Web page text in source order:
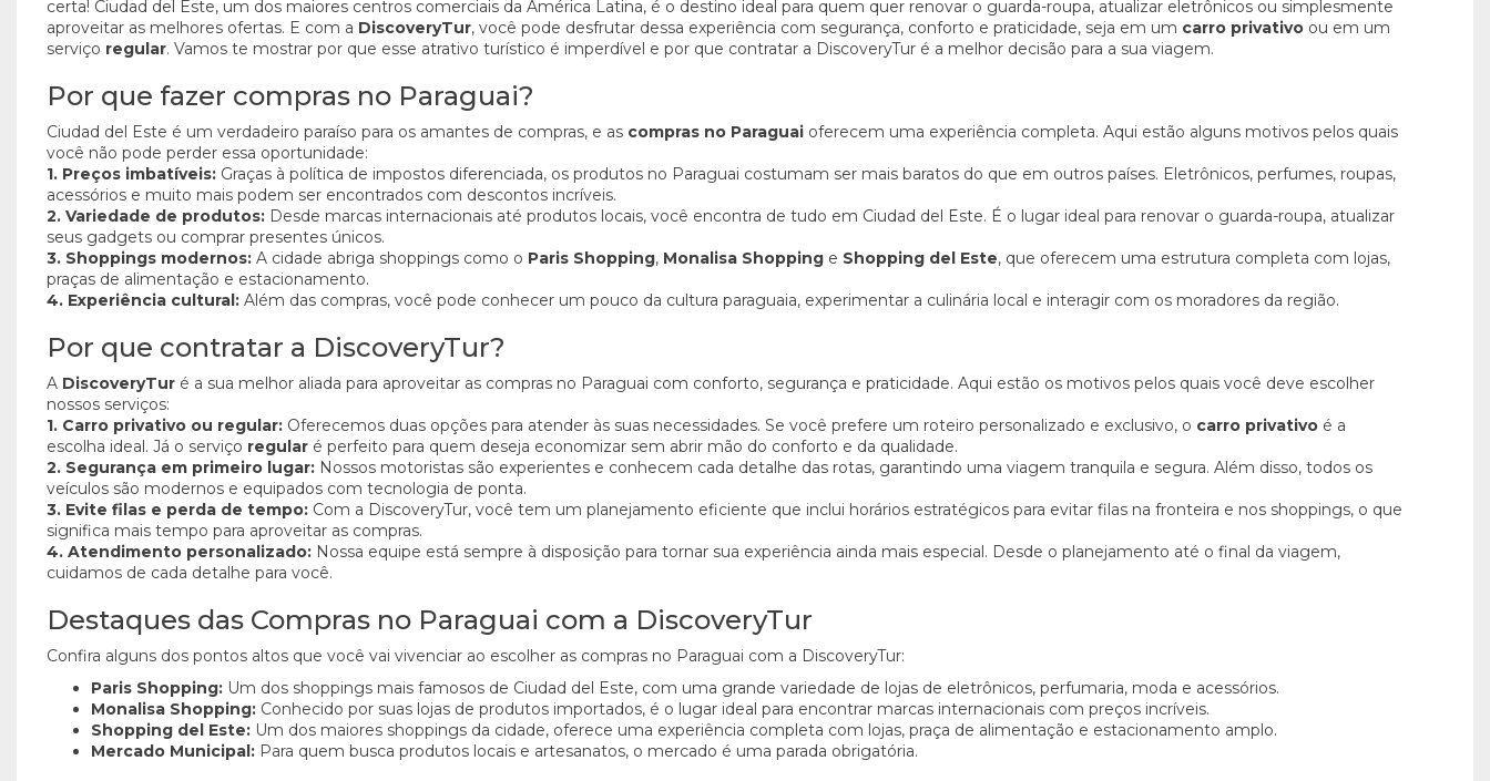
certa! Ciudad del Este, um dos maiores centros comerciais da América Latina, é o destino ideal para quem quer renovar o guarda-roupa, atualizar eletrônicos ou simplesmente
aproveitar as melhores ofertas. E com a DiscoveryTur, você pode desfrutar dessa experiência com segurança, conforto e praticidade, seja em um carro privativo ou em um
serviço regular. Vamos te mostrar por que esse atrativo turístico é imperdível e por que contratar a DiscoveryTur é a melhor decisão para a sua viagem.
Por que fazer compras no Paraguai?
Ciudad del Este é um verdadeiro paraíso para os amantes de compras, e as compras no Paraguai oferecem uma experiência completa. Aqui estão alguns motivos pelos quais
você não pode perder essa oportunidade:
1. Preços imbatíveis: Graças à política de impostos diferenciada, os produtos no Paraguai costumam ser mais baratos do que em outros países. Eletrônicos, perfumes, roupas,
acessórios e muito mais podem ser encontrados com descontos incríveis.
2. Variedade de produtos: Desde marcas internacionais até produtos locais, você encontra de tudo em Ciudad del Este. É o lugar ideal para renovar o guarda-roupa, atualizar
seus gadgets ou comprar presentes únicos.
3. Shoppings modernos: A cidade abriga shoppings como o Paris Shopping, Monalisa Shopping e Shopping del Este, que oferecem uma estrutura completa com lojas,
praças de alimentação e estacionamento.
4. Experiência cultural: Além das compras, você pode conhecer um pouco da cultura paraguaia, experimentar a culinária local e interagir com os moradores da região.
Por que contratar a DiscoveryTur?
A DiscoveryTur é a sua melhor aliada para aproveitar as compras no Paraguai com conforto, segurança e praticidade. Aqui estão os motivos pelos quais você deve escolher
nossos serviços:
1. Carro privativo ou regular: Oferecemos duas opções para atender às suas necessidades. Se você prefere um roteiro personalizado e exclusivo, o carro privativo é a
escolha ideal. Já o serviço regular é perfeito para quem deseja economizar sem abrir mão do conforto e da qualidade.
2. Segurança em primeiro lugar: Nossos motoristas são experientes e conhecem cada detalhe das rotas, garantindo uma viagem tranquila e segura. Além disso, todos os
veículos são modernos e equipados com tecnologia de ponta.
3. Evite filas e perda de tempo: Com a DiscoveryTur, você tem um planejamento eficiente que inclui horários estratégicos para evitar filas na fronteira e nos shoppings, o que
significa mais tempo para aproveitar as compras.
4. Atendimento personalizado: Nossa equipe está sempre à disposição para tornar sua experiência ainda mais especial. Desde o planejamento até o final da viagem,
cuidamos de cada detalhe para você.
Destaques das Compras no Paraguai com a DiscoveryTur
Confira alguns dos pontos altos que você vai vivenciar ao escolher as compras no Paraguai com a DiscoveryTur:
Paris Shopping: Um dos shoppings mais famosos de Ciudad del Este, com uma grande variedade de lojas de eletrônicos, perfumaria, moda e acessórios.
Monalisa Shopping: Conhecido por suas lojas de produtos importados, é o lugar ideal para encontrar marcas internacionais com preços incríveis.
Shopping del Este: Um dos maiores shoppings da cidade, oferece uma experiência completa com lojas, praça de alimentação e estacionamento amplo.
Mercado Municipal: Para quem busca produtos locais e artesanatos, o mercado é uma parada obrigatória.